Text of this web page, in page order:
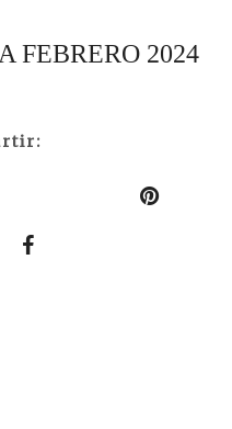
FEBRERO 2024